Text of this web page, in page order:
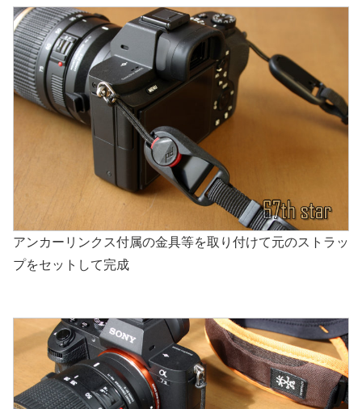
アンカーリンクス付属の金具等を取り付けて元のストラッ
プをセットして完成